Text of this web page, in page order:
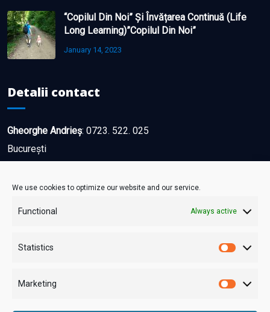
We use cookies to optimize our website and our service.
Functional Always active
Statistics
Marketing
“Copilul Din Noi” Și Învățarea Continuă (life
Long Learning)”Copilul Din Noi”
January 14, 2023
Detalii contact
Gheorghe Andrieș: 0723. 522. 025
București
Dana Marcu:0744. 201. 784